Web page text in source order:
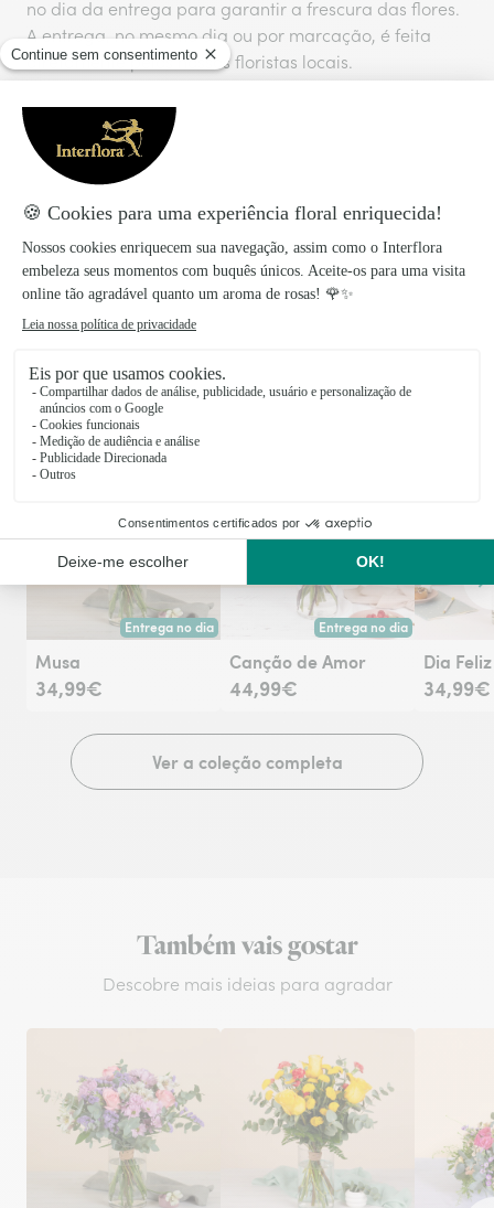
no dia da entrega para garantir a frescura das flores.
A entrega, no mesmo dia ou por marcação, é feita
diretamente pelos nossos floristas locais.
Taxa de entrega
5,68€
realizadas antes das 17 horas.
Descobre mais ideias para agradar
Entrega no dia
Entrega hoje ou na data à tua escolha.
Musa
34,99€
Entrega no dia
Entrega hoje ou na data à
Canção de Amor
44,99€
Dia Feliz
34,99€
Ver a coleção completa
Também vais gostar
Descobre mais ideias para agradar